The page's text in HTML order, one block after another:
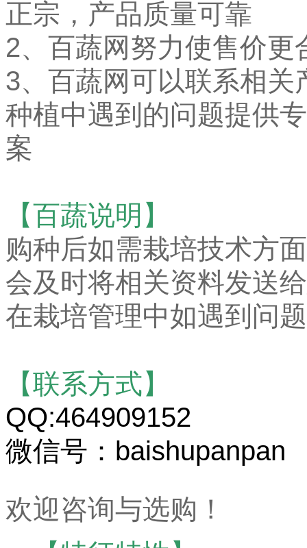
正宗，产品质量可靠
2、百蔬网努力使售价
3、百蔬网可以联系相
种植中遇到的问题提供
案
【百蔬说明】
购种后如需栽培技术方
会及时将相关资料发送
在栽培管理中如遇到问
【联系方式】
QQ:464909152
微信号：baishupanpan
欢迎咨询与选购！